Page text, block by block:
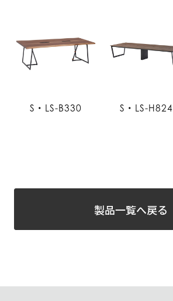
S・LS-B330 S・LS-H824
製品一覧へ戻る